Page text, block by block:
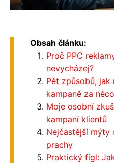
Obsah článku:
Proč PPC
nevycházej?
Pět způsobů, jak
kampaně za
Moje osobní
kampaní klientů
Nejčastější mýty
prachy
Praktický fígl: